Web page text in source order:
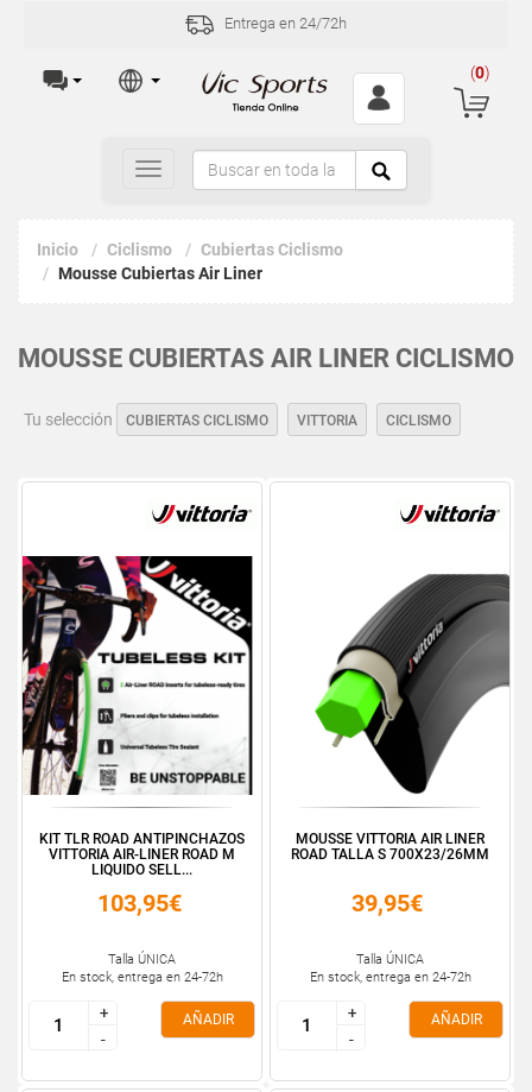
Entrega en 24/72h
(0)
Toggle
navigation
Inicio Ciclismo
Cubiertas Ciclismo
Mousse Cubiertas Air Liner
MOUSSE CUBIERTAS AIR LINER CICLISMO
Tu selección CUBIERTAS CICLISMO VITTORIA CICLISMO
KIT TLR ROAD ANTIPINCHAZOS
VITTORIA AIR-LINER ROAD M
LIQUIDO SELL...
103,95€
Talla ÚNICA
En stock, entrega en 24-72h
+
-
+
-
AÑADIR
MOUSSE VITTORIA AIR LINER
ROAD TALLA S 700X23/26MM
39,95€
Talla ÚNICA
En stock, entrega en 24-72h
+
-
+
-
AÑADIR